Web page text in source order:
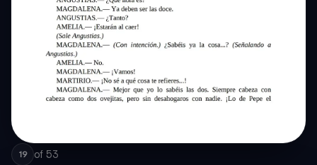
19 of 53